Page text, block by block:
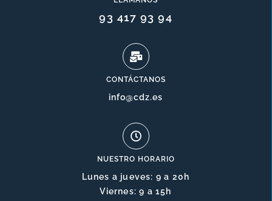
93 417 93 94
CONTÁCTANOS
info@cdz.es
NUESTRO HORARIO
Lunes a jueves: 9 a 20h
Viernes: 9 a 15h